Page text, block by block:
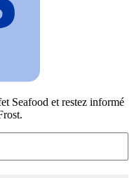
Seafood et restez informé